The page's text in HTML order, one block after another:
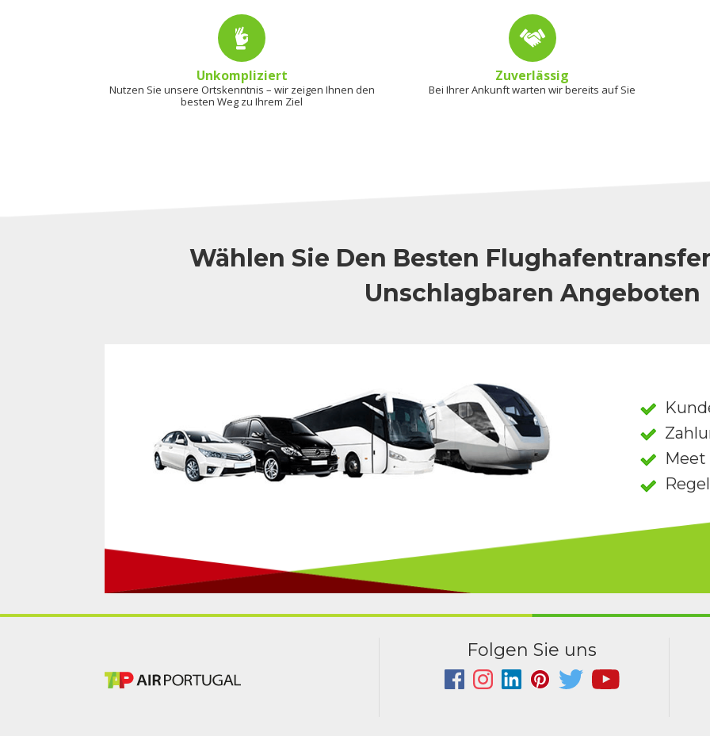
Unkompliziert
Nutzen Sie unsere Ortskenntnis – wir zeigen Ihnen den
besten Weg zu Ihrem Ziel
Zuverlässig
Bei Ihrer Ankunft warten wir bereits auf Sie
Wählen Sie Den Besten
Unschlagbaren Angeboten
Meet
Folgen Sie uns